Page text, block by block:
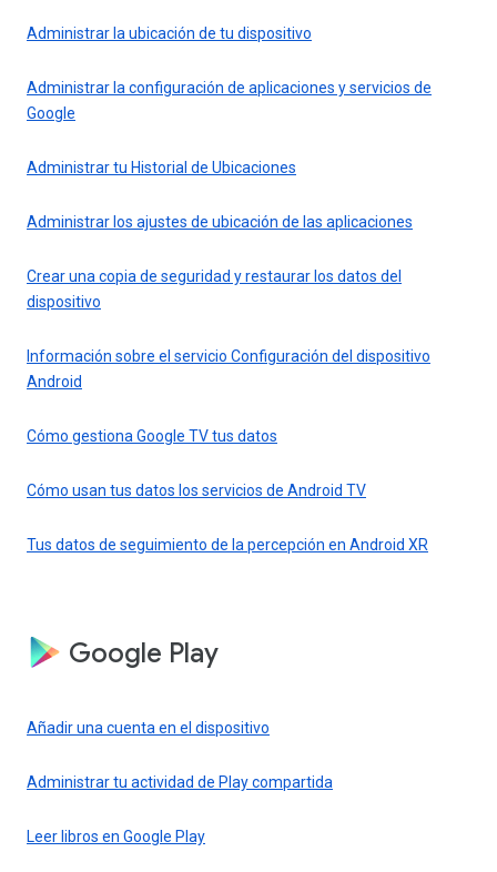
Administrar la ubicación de tu dispositivo
Administrar la configuración de aplicaciones y servicios de
Google
Administrar tu Historial de Ubicaciones
Administrar los ajustes de ubicación de las aplicaciones
Crear una copia de seguridad y restaurar los datos del
dispositivo
Información sobre el servicio Configuración del dispositivo
Android
Cómo gestiona Google TV tus datos
Cómo usan tus datos los servicios de Android TV
Tus datos de seguimiento de la percepción en Android XR
Google Play
Añadir una cuenta en el dispositivo
Administrar tu actividad de Play compartida
Leer libros en Google Play